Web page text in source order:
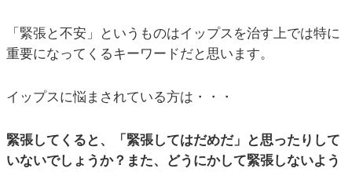
「緊張と不安」というものはイップスを治す上では特に
重要になってくるキーワードだと思います。
イップスに悩まされている方は・・・
緊張してくると、「緊張してはだめだ」と思ったりして
いないでしょうか？また、どうにかして緊張しないよう